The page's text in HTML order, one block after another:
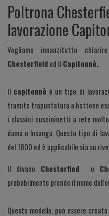
Poltrona
lavorazione
Vogliamo innanzitutto
Chesterfield ed ilCapitonnè.
Il capitonnè è un tipo di
tramite trapuntatura a bottone
i classici cuscininetti a rete
dama o losanga. Questo tipo di
del 1800 ed è applicabile sia su
Il divano Chesterfied o
probabilmente prende il nome
Questo modello, può essere